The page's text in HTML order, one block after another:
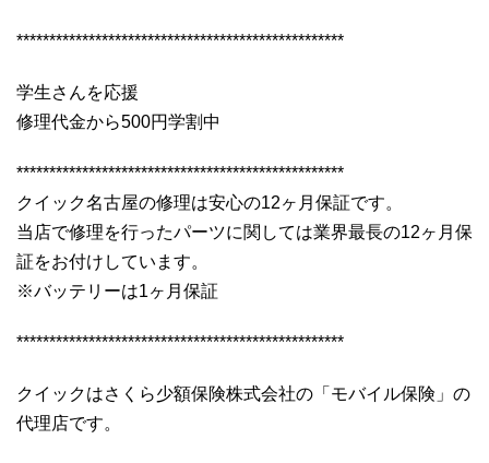
**************************************************
学生さんを応援
修理代金から500円学割中
**************************************************
クイック名古屋の修理は安心の12ヶ月保証です。
当店で修理を行ったパーツに関しては業界最長の12ヶ月保
証をお付けしています。
※バッテリーは1ヶ月保証
**************************************************
クイックはさくら少額保険株式会社の「モバイル保険」の
代理店です。